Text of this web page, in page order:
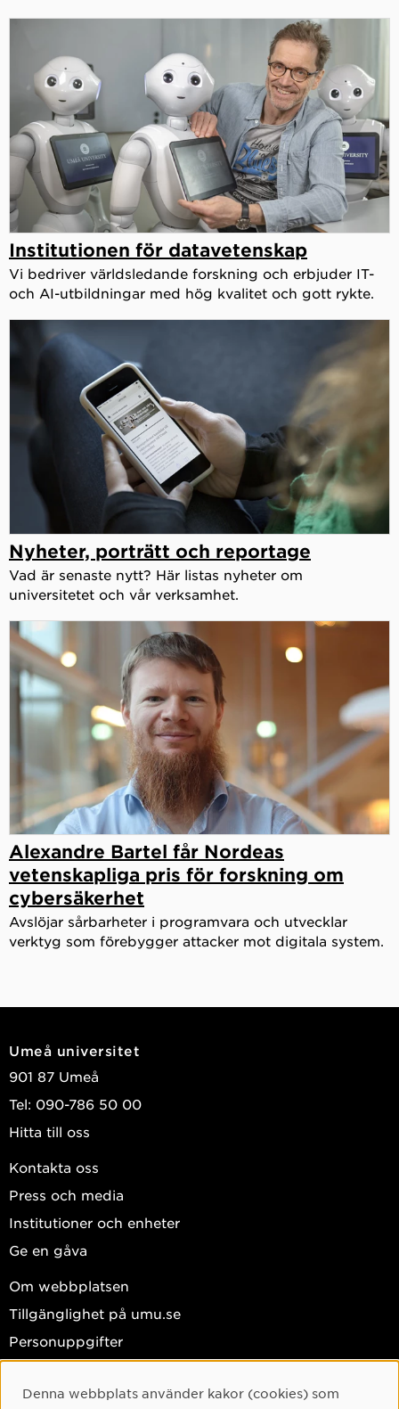
Institutionen för datavetenskap
Vi bedriver världsledande forskning och erbjuder IT-
och AI-utbildningar med hög kvalitet och gott rykte.
Nyheter, porträtt och reportage
Vad är senaste nytt? Här listas nyheter om
universitetet och vår verksamhet.
Alexandre Bartel får Nordeas
vetenskapliga pris för forskning om
cybersäkerhet
Avslöjar sårbarheter i programvara och utvecklar
verktyg som förebygger attacker mot digitala system.
Umeå universitet
901 87 Umeå
Tel: 090-786 50 00
Hitta till oss
Kontakta oss
Press och media
Institutioner och enheter
Ge en gåva
Om webbplatsen
Tillgänglighet på umu.se
Personuppgifter
Denna webbplats använder kakor (cookies) som